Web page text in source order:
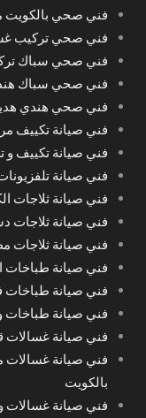
فني صحي بالكويت
فني صحي تركيب
فني صحي سباك
فني صحي سباك
فني صحي هندي
فني صيانة تكييف
فني صيانة تكييف
فني صيانة
فني صيانة ثلاجات
فني صيانة ثلاجات
فني صيانة ثلاجات
فني صيانة طباخات
فني صيانة طباخات
فني صيانة طباخات
فني صيانة
فني صيانة غسالات
بالكويت
فني صيانة غسالات